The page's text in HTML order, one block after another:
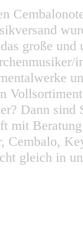
große
Dann
mit
gleich in